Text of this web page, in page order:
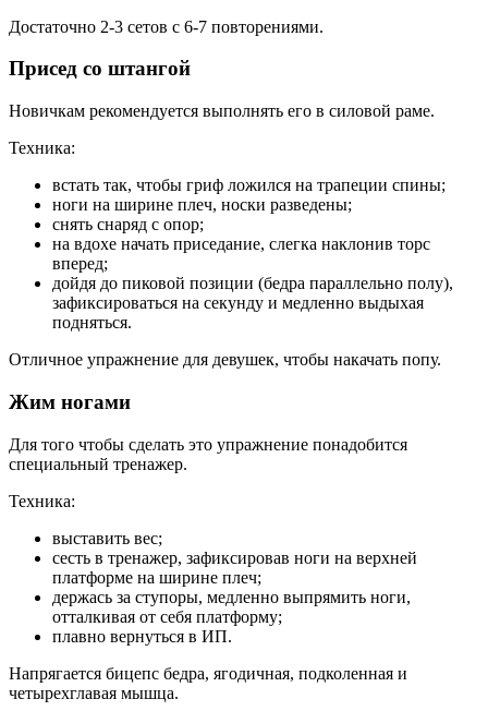
Достаточно 2-3 сетов с 6-7 повторениями.
Присед со штангой
Новичкам рекомендуется выполнять его в силовой раме.
Техника:
встать так, чтобы гриф ложился на трапеции спины;
ноги на ширине плеч, носки разведены;
снять снаряд с опор;
на вдохе начать приседание, слегка наклонив торс
вперед;
дойдя до пиковой позиции (бедра параллельно полу),
зафиксироваться на секунду и медленно выдыхая
подняться.
Отличное упражнение для девушек, чтобы накачать попу.
Жим ногами
Для того чтобы сделать это упражнение понадобится
специальный тренажер.
Техника:
выставить вес;
сесть в тренажер, зафиксировав ноги на верхней
платформе на ширине плеч;
держась за ступоры, медленно выпрямить ноги,
отталкивая от себя платформу;
плавно вернуться в ИП.
Напрягается бицепс бедра, ягодичная, подколенная и
четырехглавая мышца.